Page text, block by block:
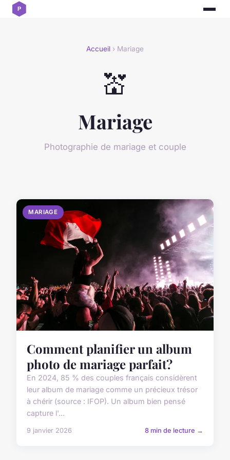
Accueil › Mariage
💒
Mariage
Photographie de mariage et couple
MARIAGE
Comment planifier un album
photo de mariage parfait?
En 2024, 85 % des couples français considèrent
leur album de mariage comme un précieux trésor
à chérir (source : IFOP). Un album bien pensé
capture l'...
9 janvier 2026 8 min de lecture →